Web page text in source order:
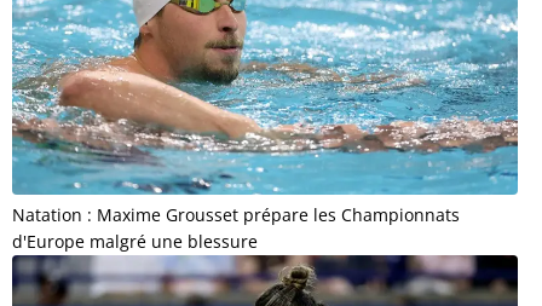
Natation : Maxime Grousset prépare les Championnats
d'Europe malgré une blessure